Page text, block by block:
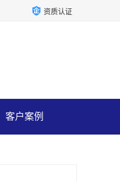
资质认证
客户案例